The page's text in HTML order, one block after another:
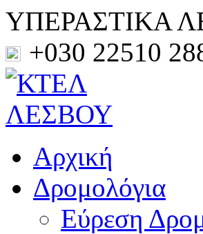
ΥΠΕΡΑΣΤΙΚΑ
+030 22510
Αρχική
Δρομολόγια
Εύρεση